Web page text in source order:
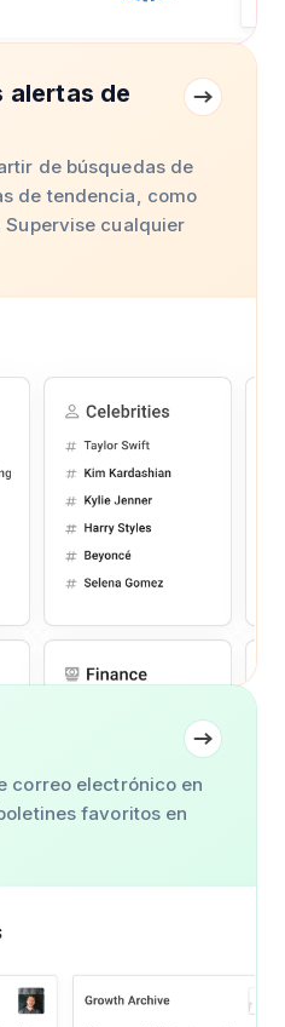
alertas de
de búsquedas de
de tendencia, como
Supervise cualquier
correo electrónico en
favoritos en